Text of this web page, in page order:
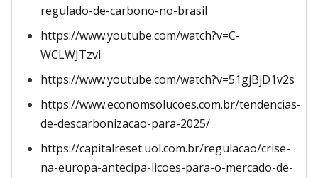
regulado-de-carbono-no-brasil
https://www.youtube.com/watch?v=C-
WCLWJTzvI
https://www.youtube.com/watch?v=51gjBjD1v2s
https://www.economsolucoes.com.br/tendencias-
de-descarbonizacao-para-2025/
https://capitalreset.uol.com.br/regulacao/crise-
na-europa-antecipa-licoes-para-o-mercado-de-